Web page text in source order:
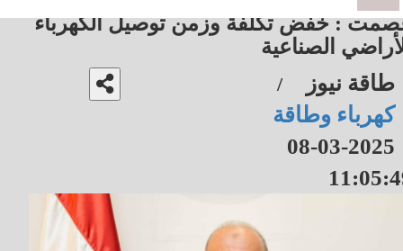
: خفض تكلفة وزمن توصيل الكهرباء
الصناعية
طاقة نيوز /
كهرباء وطاقة
2025-03-08